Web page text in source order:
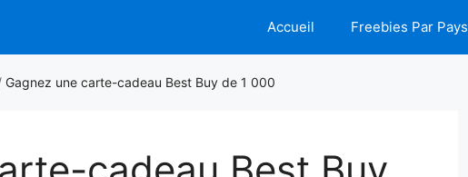
Accueil Freebies Par Pays
Gagnez une carte-cadeau Best Buy de 1 000